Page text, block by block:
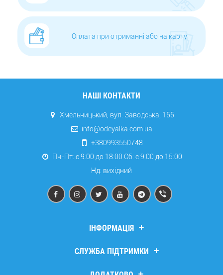
Оплата при отриманні або на карту
НАШІ КОНТАКТИ
Хмельницький, вул. Заводська, 155
info@odeyalka.com.ua
+380993550748
Пн-Пт: с 9:00 до 18:00 Сб: c 9:00 до 15:00
Нд: вихідний
ІНФОРМАЦІЯ
Про компанію
СЛУЖБА ПІДТРИМКИ